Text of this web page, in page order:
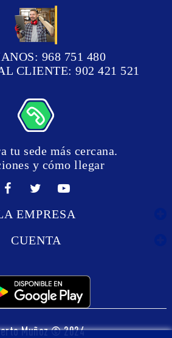
968 751 480
CLIENTE: 902 421 521
tu sede más cercana.
y cómo llegar
EMPRESA
CUENTA
Muñoz © 2024